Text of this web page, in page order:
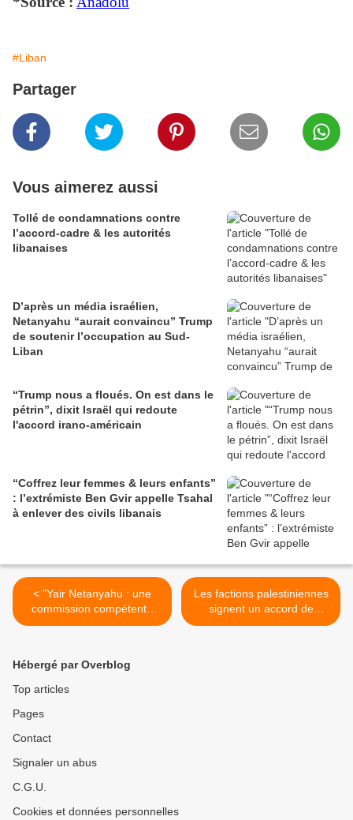
#Liban
Partager
Vous aimerez aussi
Tollé de condamnations contre
l’accord-cadre & les autorités
libanaises
D’après un média israélien,
Netanyahu “aurait convaincu” Trump
de soutenir l’occupation au Sud-
Liban
“Trump nous a floués. On est dans le
pétrin”, dixit Israël qui redoute
l'accord irano-américain
“Coffrez leur femmes & leurs enfants”
: l’extrémiste Ben Gvir appelle Tsahal
à enlever des civils libanais
< "Yair Netanyahu : une
commission compétente
doit enquêter sur les
Les factions palestiniennes
signent un accord de
réconciliation en Algérie >
Hébergé par Overblog
Top articles
Pages
Contact
Signaler un abus
C.G.U.
Cookies et données personnelles